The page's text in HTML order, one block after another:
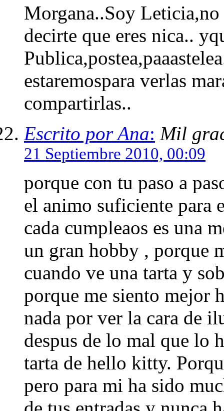
Morgana..Soy
decirte que eres nica..
estaremospara verlas
compartirlas..
Escrito por Ana: Mil
21 Septiembre 2010, 00:09
porque con tu paso a
el animo suficiente para
cada cumpleaos es una
un gran hobby , porque
cuando ve una tarta y
porque me siento mejor
nada por ver la cara de
despus de lo mal que lo
tarta de hello kitty.
pero para mi ha sido